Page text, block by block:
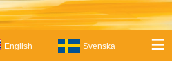
English Svenska
≡